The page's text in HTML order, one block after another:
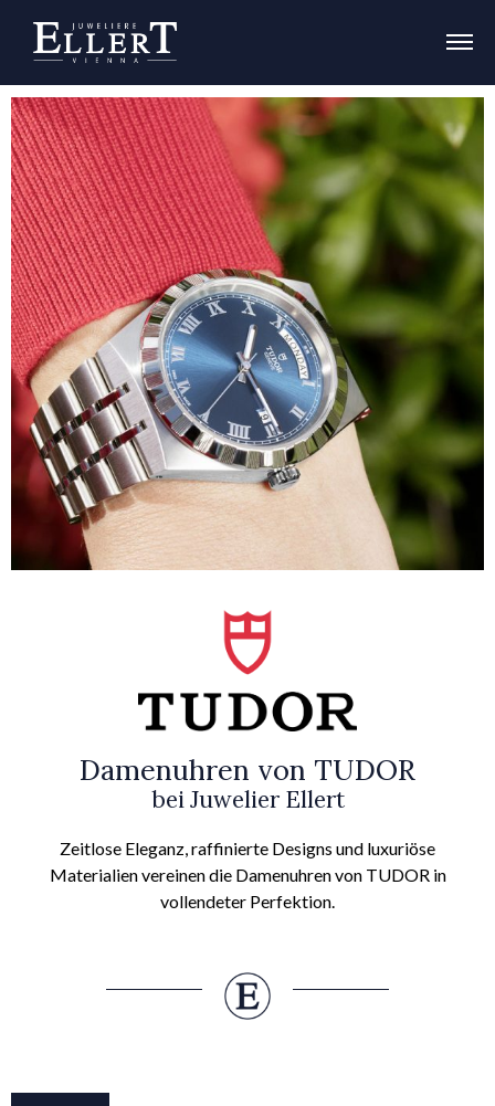
Damenuhren von TUDOR
bei Juwelier Ellert
Zeitlose Eleganz, raffinierte Designs und luxuriöse
Materialien vereinen die Damenuhren von TUDOR in
vollendeter Perfektion.